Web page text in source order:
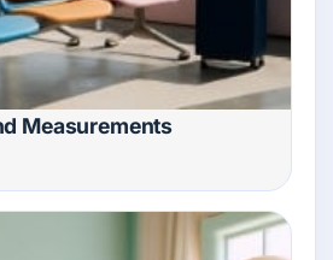
Measurements